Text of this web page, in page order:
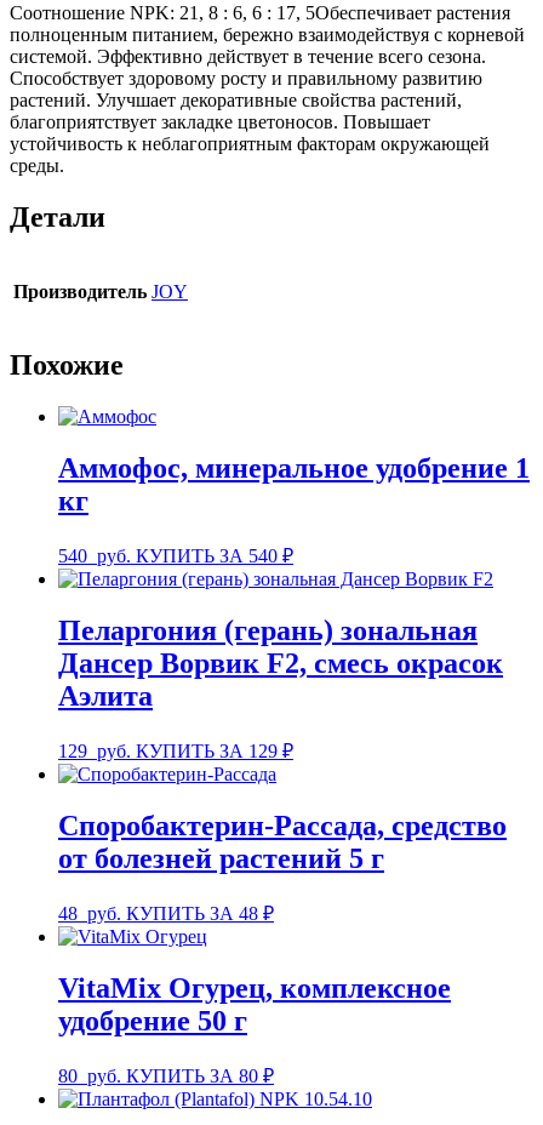
Соотношение NPK: 21, 8 : 6, 6 : 17, 5Обеспечивает растения
полноценным питанием, бережно взаимодействуя с корневой
системой. Эффективно действует в течение всего сезона.
Способствует здоровому росту и правильному развитию
растений. Улучшает декоративные свойства растений,
благоприятствует закладке цветоносов. Повышает
устойчивость к неблагоприятным факторам окружающей
среды.
Детали
Производитель JOY
Похожие
Аммофос, минеральное удобрение 1
кг
540 руб. КУПИТЬ ЗА 540 ₽
Пеларгония (герань) зональная
Дансер Ворвик F2, смесь окрасок
Аэлита
129 руб. КУПИТЬ ЗА 129 ₽
Споробактерин-Рассада, средство
от болезней растений 5 г
48 руб. КУПИТЬ ЗА 48 ₽
VitaMix Огурец, комплексное
удобрение 50 г
80 руб. КУПИТЬ ЗА 80 ₽